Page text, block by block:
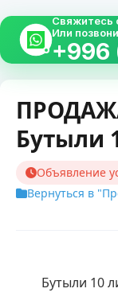
Свяжитесь
Или
+996
Бутыли
Объявление
Вернуться в
Бутыли